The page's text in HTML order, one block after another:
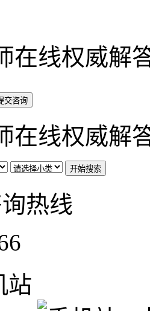
在线权威解
在线权威解
热线
站